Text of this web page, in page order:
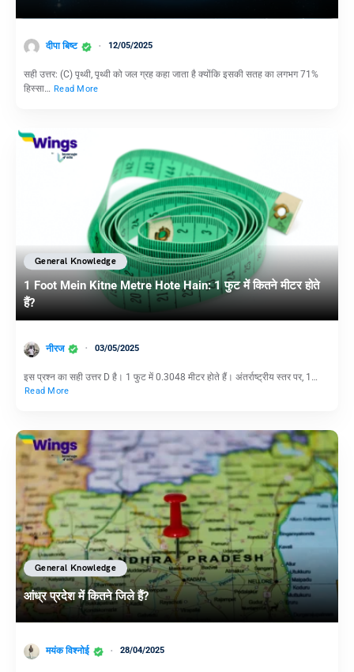
दीपा बिष्ट 12/05/2025
सही उत्तर: (C) पृथ्वी, पृथ्वी को जल ग्रह कहा जाता है क्योंकि इसकी सतह का लगभग 71%
हिस्सा… Read More
General Knowledge
1 Foot Mein Kitne Metre Hote Hain: 1 फुट में कितने मीटर होते
हैं?
नीरज 03/05/2025
इस प्रश्न का सही उत्तर D है। 1 फुट में 0.3048 मीटर होते हैं। अंतर्राष्ट्रीय स्तर पर, 1…
Read More
General Knowledge
आंध्र प्रदेश में कितने जिले हैं?
मयंक विश्नोई 28/04/2025